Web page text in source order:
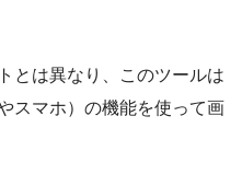
とは異なり、このツールは
スマホ）の機能を使って画